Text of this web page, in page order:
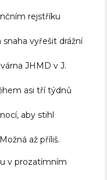
rejstříku
snaha vyřešit drážní
JHMD v J.
asi tří týdnů
aby stihl
až příliš.
v prozatímním